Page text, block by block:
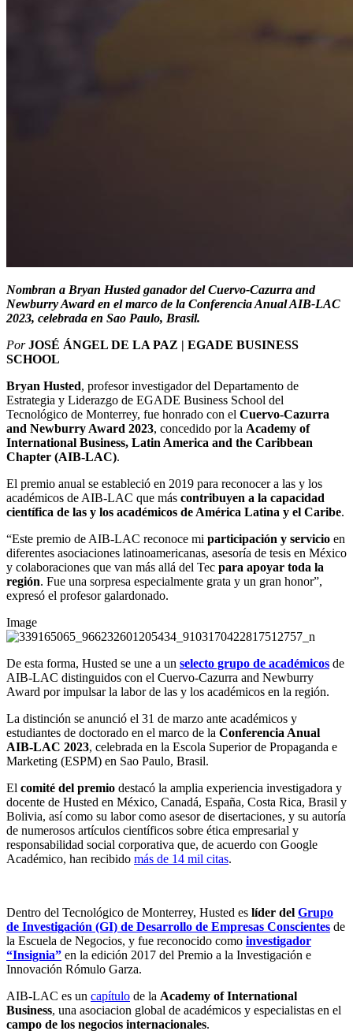
Nombran a Bryan Husted ganador del Cuervo-Cazurra and
Newburry Award en el marco de la Conferencia Anual AIB-LAC
2023, celebrada en Sao Paulo, Brasil.
PorJOSÉ ÁNGEL DE LA PAZ | EGADE BUSINESS
SCHOOL
Bryan Husted, profesor investigador del Departamento de
Estrategia y Liderazgo de EGADE Business School del
Tecnológico de Monterrey, fue honrado con el Cuervo-Cazurra
and Newburry Award 2023, concedido por la Academy of
International Business, Latin America and the Caribbean
Chapter (AIB-LAC).
El premio anual se estableció en 2019 para reconocer a las y los
académicos de AIB-LAC que más contribuyen a la capacidad
científica de las y los académicos de América Latina y el Caribe.
“Este premio de AIB-LAC reconoce mi participación y servicio en
diferentes asociaciones latinoamericanas, asesoría de tesis en México
y colaboraciones que van más allá del Tec para apoyar toda la
región. Fue una sorpresa especialmente grata y un gran honor”,
expresó el profesor galardonado.
Image
De esta forma, Husted se une a un selecto grupo de académicos de
AIB-LAC distinguidos con el Cuervo-Cazurra and Newburry
Award por impulsar la labor de las y los académicos en la región.
La distinción se anunció el 31 de marzo ante académicos y
estudiantes de doctorado en el marco de la Conferencia Anual
AIB-LAC 2023, celebrada en la Escola Superior de Propaganda e
Marketing (ESPM) en Sao Paulo, Brasil.
El comité del premio destacó la amplia experiencia investigadora y
docente de Husted en México, Canadá, España, Costa Rica, Brasil y
Bolivia, así como su labor como asesor de disertaciones, y su autoría
de numerosos artículos científicos sobre ética empresarial y
responsabilidad social corporativa que, de acuerdo con Google
Académico, han recibido más de 14 mil citas.
Dentro del Tecnológico de Monterrey, Husted es líder del Grupo
de Investigación (GI) de Desarrollo de Empresas Conscientes de
la Escuela de Negocios, y fue reconocido como investigador
“Insignia” en la edición 2017 del Premio a la Investigación e
Innovación Rómulo Garza.
AIB-LAC es un capítulo de la Academy of International
Business, una asociacion global de académicos y especialistas en el
campo de los negocios internacionales.